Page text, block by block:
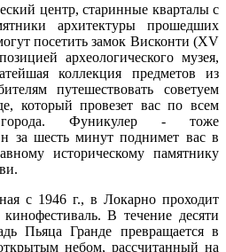
центр, старинные кварталы с
архитектуры прошедших
посетить замок Висконти (XV
археологического музея,
коллекция предметов из
путешествовать советуем
который провезет вас по всем
Фуникулер - тоже
за шесть минут поднимет вас в
историческому памятнику
с 1946 г., в Локарно проходит
В течение десяти
Пьяца Гранде превращается в
небом, рассчитанный на